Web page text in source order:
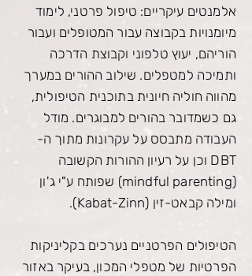
אלמנטים עיקריים: טיפול פרטני, לימוד
מיומנויות בקבוצה עבור המטופלים ועבור
הוריהם, יעוץ טלפוני וקבוצת הדרכה
ותמיכה למטפלים. שילוב ההורים במערך
מהווה חוליה חיונית בתוכנית הטיפולית,
גם כשמדובר בהורים למבוגרים. מודל
העבודה מתבסס על עקרונות מתוך ה-
DBT וכן על רעיון ההורות הקשובה
(mindful parenting) שפותח ע"י ג'ון
ומילה קבאט-זין (Kabat-Zinn).
הטיפולים הפרטניים נערכים בקליניקות
הפרטיות של מטפלי המכון, בעיקר באזור